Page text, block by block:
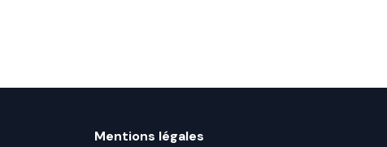
Mentions légales